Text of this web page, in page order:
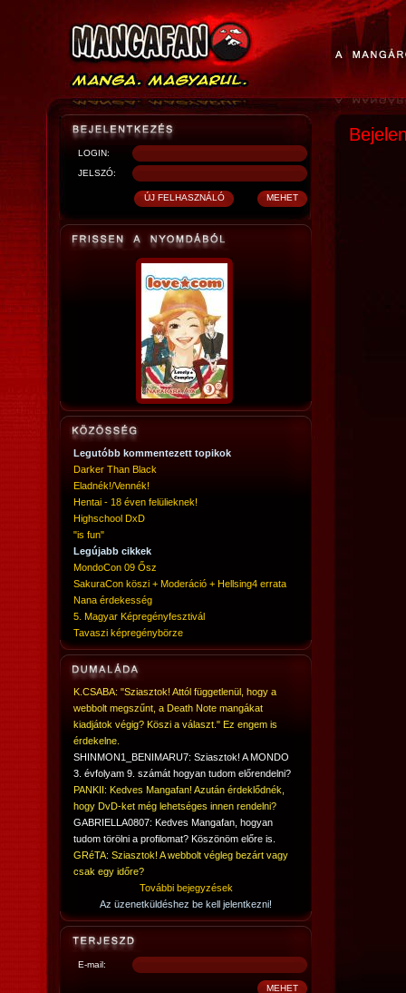
LOGIN:
JELSZÓ:
Legutóbb kommentezett topikok
Darker Than Black
Eladnék!/Vennék!
Hentai - 18 éven felülieknek!
Highschool DxD
"is fun"
Legújabb cikkek
MondoCon 09 Ősz
SakuraCon köszi + Moderáció + Hellsing4 errata
Nana érdekesség
5. Magyar Képregényfesztivál
Tavaszi képregénybörze
K.CSABA: "Sziasztok! Attól függetlenül, hogy a
webbolt megszűnt, a Death Note mangákat
kiadjátok végig? Köszi a választ." Ez engem is
érdekelne.
SHINMON1_BENIMARU7: Sziasztok! A MONDO
3. évfolyam 9. számát hogyan tudom előrendelni?
PANKII: Kedves Mangafan! Azután érdeklődnék,
hogy DvD-ket még lehetséges innen rendelni?
GABRIELLA0807: Kedves Mangafan, hogyan
tudom törölni a profilomat? Köszönöm előre is.
GRéTA: Sziasztok! A webbolt végleg bezárt vagy
csak egy időre?
További bejegyzések
Az üzenetküldéshez be kell jelentkezni!
E-mail: